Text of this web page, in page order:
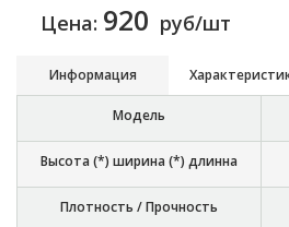
Цена: 920 руб/шт
Информация
Модель
Высота (*) ширина (*) длинна
Плотность / Прочность